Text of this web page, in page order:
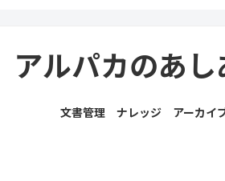
アルパカのあし
文書管理 ナレッジ アーカイ